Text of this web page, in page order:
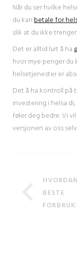
Når du ser hvilke
du kanbetale for
slik at du ikke
Det er alltid lurt å ha
hvor mye penger du
helsetjenester er
Det å ha kontroll på
investering i helsa
føler deg bedre. Vi
versjonen av oss
BESTE